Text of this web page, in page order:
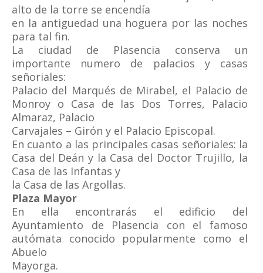
alto de la torre se encendía
en la antiguedad una hoguera por las noches
para tal fin.
La ciudad de Plasencia conserva un
importante numero de palacios y casas
señoriales:
Palacio del Marqués de Mirabel, el Palacio de
Monroy o Casa de las Dos Torres, Palacio
Almaraz, Palacio
Carvajales – Girón y el Palacio Episcopal.
En cuanto a las principales casas señoriales: la
Casa del Deán y la Casa del Doctor Trujillo, la
Casa de las Infantas y
la Casa de las Argollas.
Plaza Mayor
En ella encontrarás el edificio del
Ayuntamiento de Plasencia con el famoso
autómata conocido popularmente como el
Abuelo
Mayorga.